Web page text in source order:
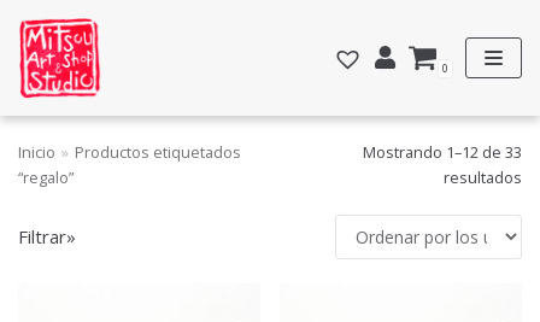
Saltar
al
contenido
0
FILTRAR POR PRECIO
FILTRAR 290€
Inicio » Productos etiquetados
“regalo”
Mostrando 1–12 de 33
resultados
Filtrar»